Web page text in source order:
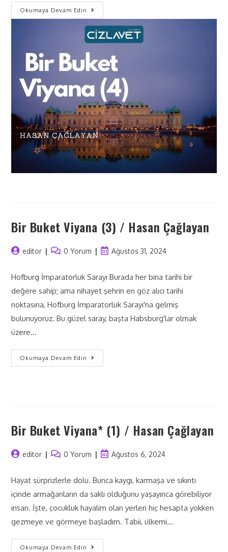
Okumaya Devam Edin
Bir Buket Viyana (3) / Hasan Çağlayan
editor 0 Yorum Ağustos 31, 2024
Hofburg İmparatorluk Sarayı Burada her bina tarihi bir
değere sahip; ama nihayet şehrin en göz alıcı tarihi
noktasına, Hofburg İmparatorluk Sarayı'na gelmiş
bulunuyoruz. Bu güzel saray, başta Habsburg'lar olmak
üzere…
Okumaya Devam Edin
Bir Buket Viyana* (1) / Hasan Çağlayan
editor 0 Yorum Ağustos 6, 2024
Hayat sürprizlerle dolu. Bunca kaygı, karmaşa ve sıkıntı
içinde armağanların da saklı olduğunu yaşayınca görebiliyor
insan. İşte, çocukluk hayalim olan yerleri hiç hesapta yokken
gezmeye ve görmeye başladım. Tabii, ülkemi…
Okumaya Devam Edin